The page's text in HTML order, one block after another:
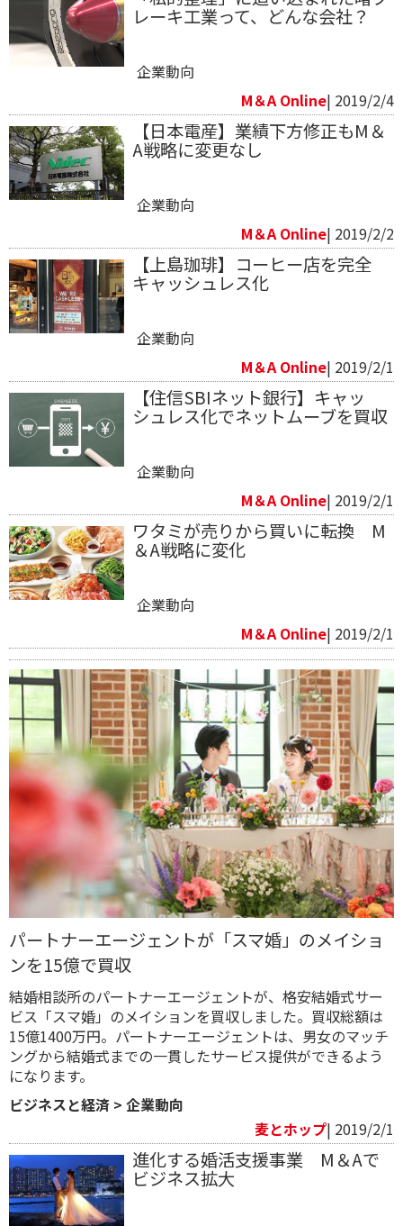
レーキ工業って、どんな会社？
企業動向
M＆A Online| 2019/2/4
【日本電産】業績下方修正もM＆
A戦略に変更なし
企業動向
M＆A Online| 2019/2/2
【上島珈琲】コーヒー店を完全
キャッシュレス化
企業動向
M＆A Online| 2019/2/1
【住信SBIネット銀行】キャッ
シュレス化でネットムーブを買収
企業動向
M＆A Online| 2019/2/1
​ワタミが売りから買いに転換 M
＆A戦略に変化
企業動向
M＆A Online| 2019/2/1
パートナーエージェントが「スマ婚」のメイショ
ンを15億で買収
結婚相談所のパートナーエージェントが、格安結婚式サー
ビス「スマ婚」のメイションを買収しました。買収総額は
15億1400万円。パートナーエージェントは、男女のマッチ
ングから結婚式までの一貫したサービス提供ができるよう
になります。
ビジネスと経済 > 企業動向
麦とホップ| 2019/2/1
進化する婚活支援事業 M＆Aで
ビジネス拡大